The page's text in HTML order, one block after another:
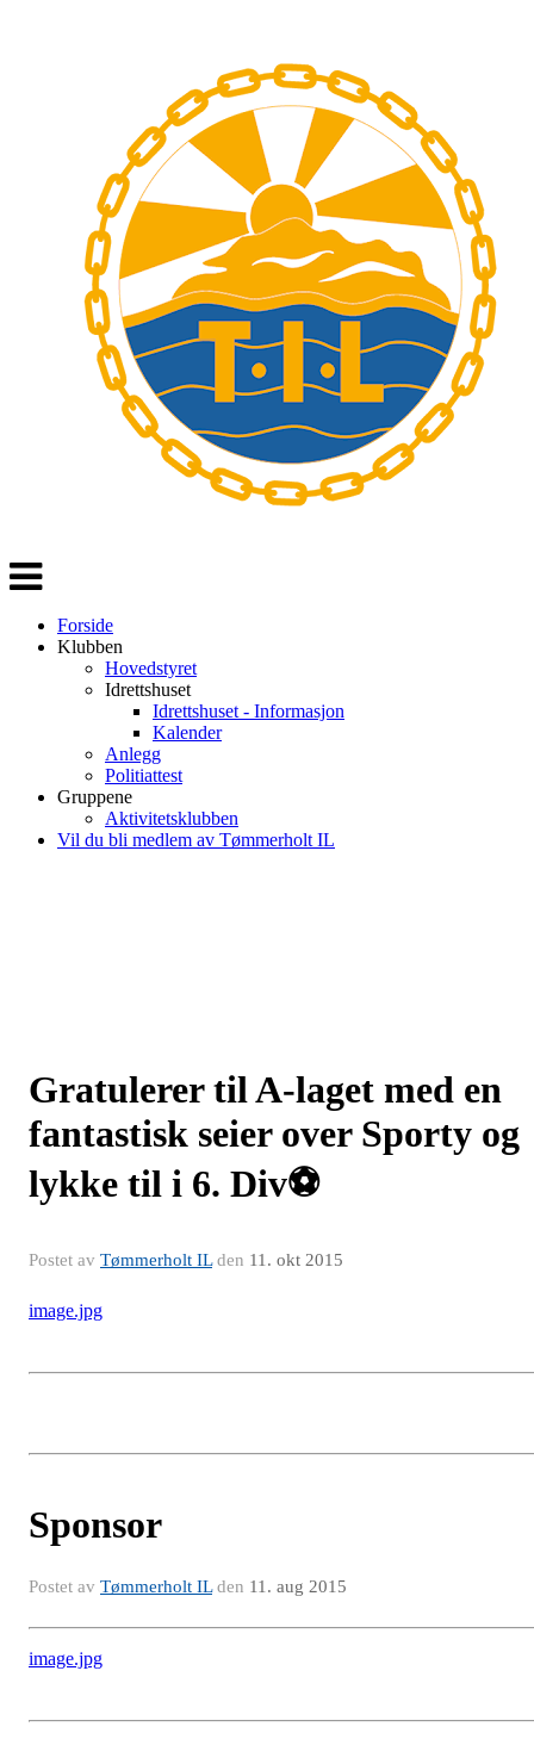
Veksle
navigasjon
Forside
Klubben
Hovedstyret
Idrettshuset
Idrettshuset - Informasjon
Kalender
Anlegg
Politiattest
Gruppene
Aktivitetsklubben
Vil du bli medlem av Tømmerholt IL
Gratulerer til A-laget med en
fantastisk seier over Sporty og
lykke til i 6. Div⚽️
Postet av Tømmerholt ILden 11. okt 2015
image.jpg
Sponsor
Postet av Tømmerholt ILden 11. aug 2015
image.jpg